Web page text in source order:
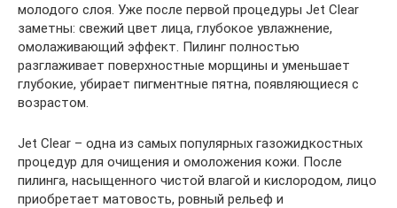
молодого слоя. Уже после первой процедуры Jet Clear
заметны: свежий цвет лица, глубокое увлажнение,
омолаживающий эффект. Пилинг полностью
разглаживает поверхностные морщины и уменьшает
глубокие, убирает пигментные пятна, появляющиеся с
возрастом.
Jet Clear – одна из самых популярных газожидкостных
процедур для очищения и омоложения кожи. После
пилинга, насыщенного чистой влагой и кислородом, лицо
приобретает матовость, ровный рельеф и